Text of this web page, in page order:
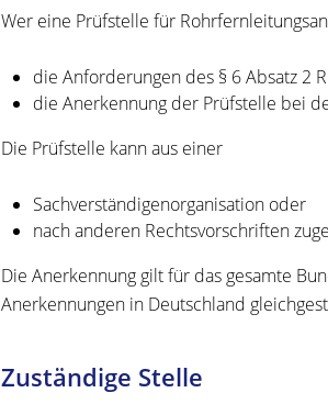
Wer eine Prüfstelle für
die Anforderungen des § 6 Absatz 2
die Anerkennung der Prüfstelle bei
Die Prüfstelle kann aus einer
Sachverständigenorganisation oder
nach anderen Rechtsvorschriften
Die Anerkennung gilt für das gesamte
Anerkennungen in Deutschland
Zuständige Stelle